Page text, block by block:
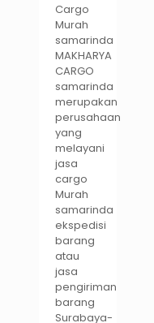
Cargo
Murah
samarinda
MAKHARYA
CARGO
samarinda
merupakan
perusahaan
yang
melayani
jasa
cargo
Murah
samarinda
ekspedisi
barang
atau
jasa
pengiriman
barang
Surabaya-